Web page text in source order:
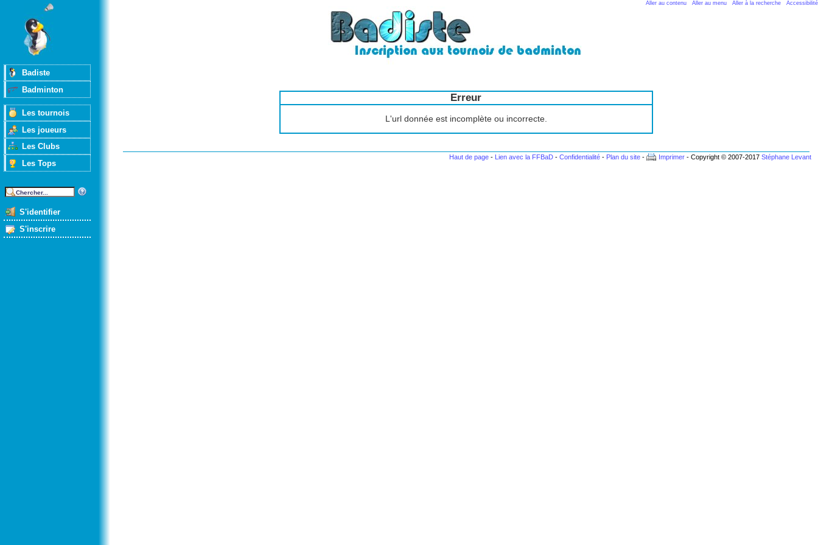
Aller au contenu Aller au menu Aller à la recherche Accessibilité
Badiste
Badminton
Les tournois
Les joueurs
Les Clubs
Les Tops
S'identifier
S'inscrire
Erreur
L'url donnée est incomplète ou incorrecte.
Haut de page - Lien avec la FFBaD -Confidentialité - Plan du site - Imprimer - Copyright © 2007-2017Stéphane Levant